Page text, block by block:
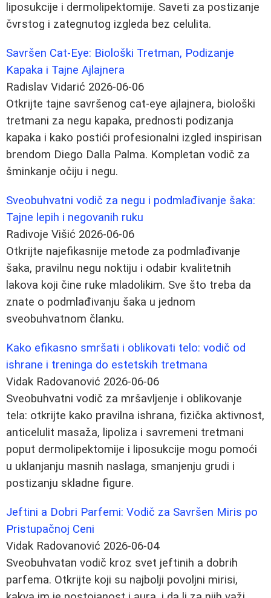
liposukcije i dermolipektomije. Saveti za postizanje
čvrstog i zategnutog izgleda bez celulita.
Savršen Cat-Eye: Biološki Tretman, Podizanje
Kapaka i Tajne Ajlajnera
Radislav Vidarić 2026-06-06
Otkrijte tajne savršenog cat-eye ajlajnera, biološki
tretmani za negu kapaka, prednosti podizanja
kapaka i kako postići profesionalni izgled inspirisan
brendom Diego Dalla Palma. Kompletan vodič za
šminkanje očiju i negu.
Sveobuhvatni vodič za negu i podmlađivanje šaka:
Tajne lepih i negovanih ruku
Radivoje Višić 2026-06-06
Otkrijte najefikasnije metode za podmlađivanje
šaka, pravilnu negu noktiju i odabir kvalitetnih
lakova koji čine ruke mladolikim. Sve što treba da
znate o podmlađivanju šaka u jednom
sveobuhvatnom članku.
Kako efikasno smršati i oblikovati telo: vodič od
ishrane i treninga do estetskih tretmana
Vidak Radovanović 2026-06-06
Sveobuhvatni vodič za mršavljenje i oblikovanje
tela: otkrijte kako pravilna ishrana, fizička aktivnost,
anticelulit masaža, lipoliza i savremeni tretmani
poput dermolipektomije i liposukcije mogu pomoći
u uklanjanju masnih naslaga, smanjenju grudi i
postizanju skladne figure.
Jeftini a Dobri Parfemi: Vodič za Savršen Miris po
Pristupačnoj Ceni
Vidak Radovanović 2026-06-04
Sveobuhvatan vodič kroz svet jeftinih a dobrih
parfema. Otkrijte koji su najbolji povoljni mirisi,